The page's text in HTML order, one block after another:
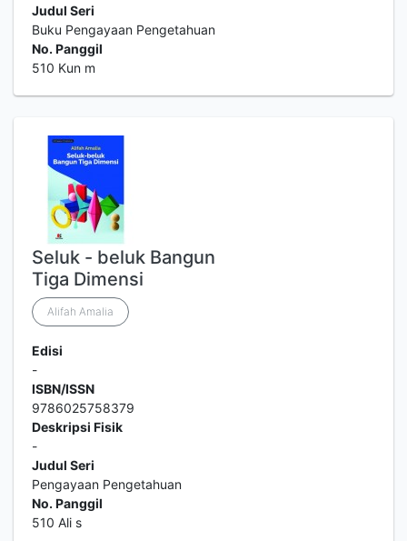
Judul Seri
Buku Pengayaan Pengetahuan
No. Panggil
510 Kun m
Seluk - beluk Bangun
Tiga Dimensi
Alifah Amalia
Edisi
-
ISBN/ISSN
9786025758379
Deskripsi Fisik
-
Judul Seri
Pengayaan Pengetahuan
No. Panggil
510 Ali s